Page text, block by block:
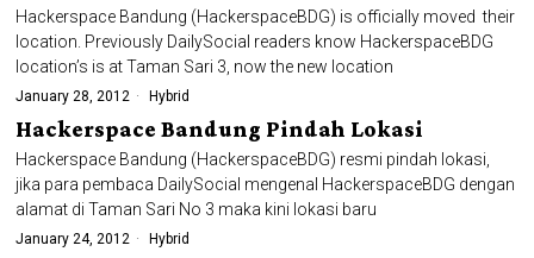
Hackerspace Bandung (HackerspaceBDG) is officially moved their
location. Previously DailySocial readers know HackerspaceBDG
location’s is at Taman Sari 3, now the new location
January 28, 2012 Hybrid
Hackerspace Bandung Pindah Lokasi
Hackerspace Bandung (HackerspaceBDG) resmi pindah lokasi,
jika para pembaca DailySocial mengenal HackerspaceBDG dengan
alamat di Taman Sari No 3 maka kini lokasi baru
January 24, 2012 Hybrid